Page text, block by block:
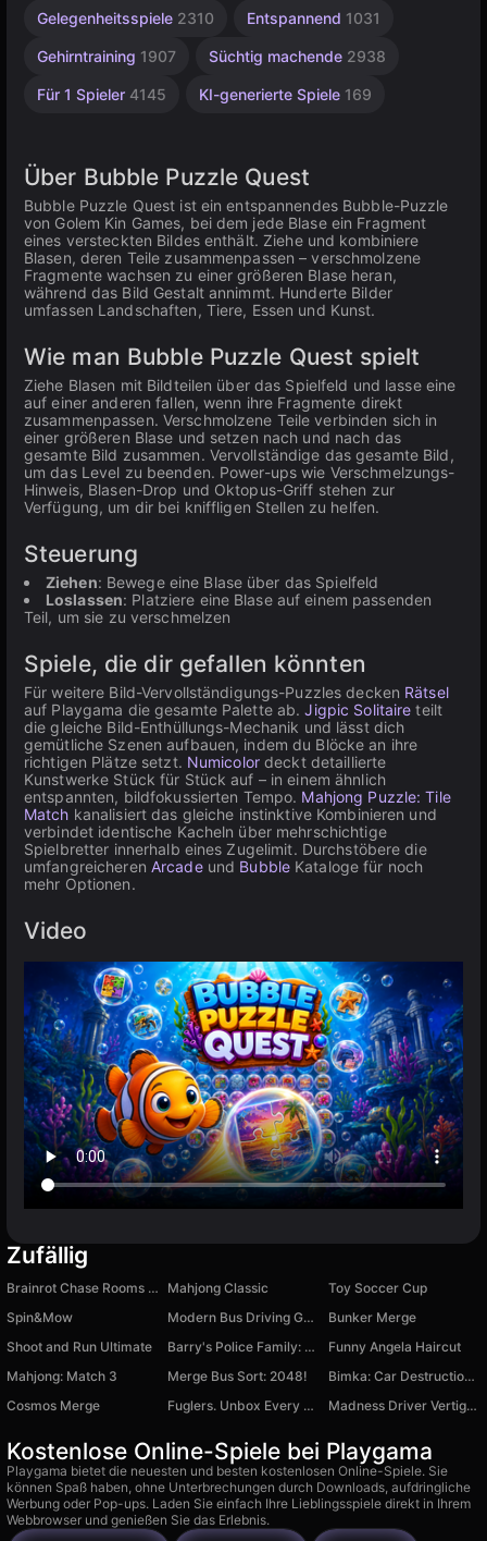
Gelegenheitsspiele 2310 Entspannend 1031
Gehirntraining 1907 Süchtig machende 2938
Für 1 Spieler 4145 KI-generierte Spiele 169
Über Bubble Puzzle Quest
Bubble Puzzle Quest ist ein entspannendes Bubble-Puzzle
von Golem Kin Games, bei dem jede Blase ein Fragment
eines versteckten Bildes enthält. Ziehe und kombiniere
Blasen, deren Teile zusammenpassen – verschmolzene
Fragmente wachsen zu einer größeren Blase heran,
während das Bild Gestalt annimmt. Hunderte Bilder
umfassen Landschaften, Tiere, Essen und Kunst.
Wie man Bubble Puzzle Quest spielt
Ziehe Blasen mit Bildteilen über das Spielfeld und lasse eine
auf einer anderen fallen, wenn ihre Fragmente direkt
zusammenpassen. Verschmolzene Teile verbinden sich in
einer größeren Blase und setzen nach und nach das
gesamte Bild zusammen. Vervollständige das gesamte Bild,
um das Level zu beenden. Power-ups wie Verschmelzungs-
Hinweis, Blasen-Drop und Oktopus-Griff stehen zur
Verfügung, um dir bei kniffligen Stellen zu helfen.
Steuerung
Ziehen: Bewege eine Blase über das Spielfeld
Loslassen: Platziere eine Blase auf einem passenden
Teil, um sie zu verschmelzen
Spiele, die dir gefallen könnten
Für weitere Bild-Vervollständigungs-Puzzles decken Rätsel
auf Playgama die gesamte Palette ab.Jigpic Solitaire teilt
die gleiche Bild-Enthüllungs-Mechanik und lässt dich
gemütliche Szenen aufbauen, indem du Blöcke an ihre
richtigen Plätze setzt. Numicolordeckt detaillierte
Kunstwerke Stück für Stück auf – in einem ähnlich
entspannten, bildfokussierten Tempo. Mahjong Puzzle: Tile
Match kanalisiert das gleiche instinktive Kombinieren und
verbindet identische Kacheln über mehrschichtige
Spielbretter innerhalb eines Zugelimit. Durchstöbere die
umfangreicheren Arcadeund Bubble Kataloge für noch
mehr Optionen.
Video
Zufällig
Brainrot Chase Rooms Shooting Arena Mahjong Classic
Toy Soccer Cup
Spin&Mow
Modern Bus Driving Game
Bunker Merge
Shoot and Run Ultimate
Barry's Police Family: Obby Escape
Funny Angela Haircut
Mahjong: Match 3
Merge Bus Sort: 2048!
Bimka: Car Destruction and Accident Simulator
Cosmos Merge
Fuglers. Unbox Every Little Monster! Madness Driver Vertigo City
Kostenlose Online-Spiele bei Playgama
Playgama bietet die neuesten und besten kostenlosen Online-Spiele. Sie
können Spaß haben, ohne Unterbrechungen durch Downloads, aufdringliche
Werbung oder Pop-ups. Laden Sie einfach Ihre Lieblingsspiele direkt in Ihrem
Webbrowser und genießen Sie das Erlebnis.